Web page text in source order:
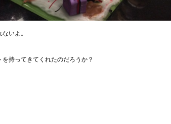
いよ。
持ってきてくれたのだろうか？